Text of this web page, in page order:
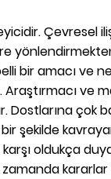
Çevresel
bir amacı ve
Araştırmacı ve
Dostlarına çok
şekilde
oldukça
kararlar